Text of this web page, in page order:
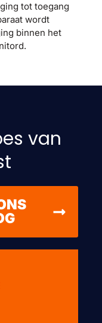
tot toegang
wordt
binnen het
van